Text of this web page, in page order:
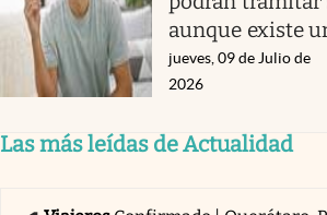
aunque existe
jueves, 09 de Julio de
2026
Las más leídas de Actualidad